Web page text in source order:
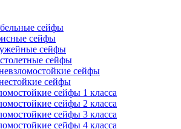
сейфы
сейфы
сейфы
сейфы
сейфы
сейфы
сейфы 1 класса
сейфы 2 класса
сейфы 3 класса
сейфы 4 класса